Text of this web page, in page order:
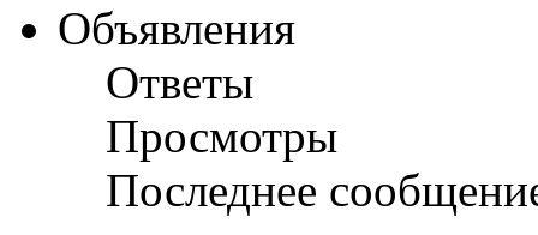
Объявления
Ответы
Просмотры
Последнее